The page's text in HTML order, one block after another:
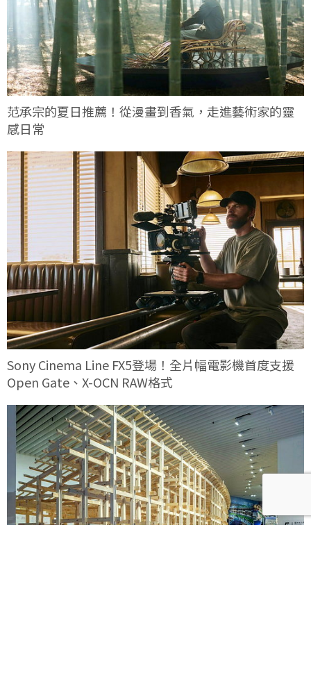
范承宗的夏日推薦！從漫畫到香氣，走進藝術家的靈
感日常
Sony Cinema Line FX5登場！全片幅電影機首度支援
Open Gate、X-OCN RAW格式